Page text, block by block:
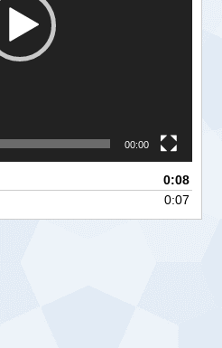
00:00
0:08
0:07